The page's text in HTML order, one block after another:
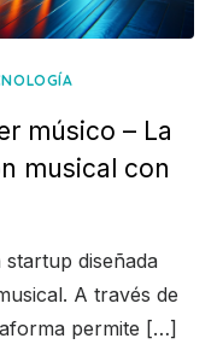
músico – La
musical con
diseñada
A través de
permite […]